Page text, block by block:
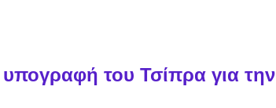
του Τσίπρα για την